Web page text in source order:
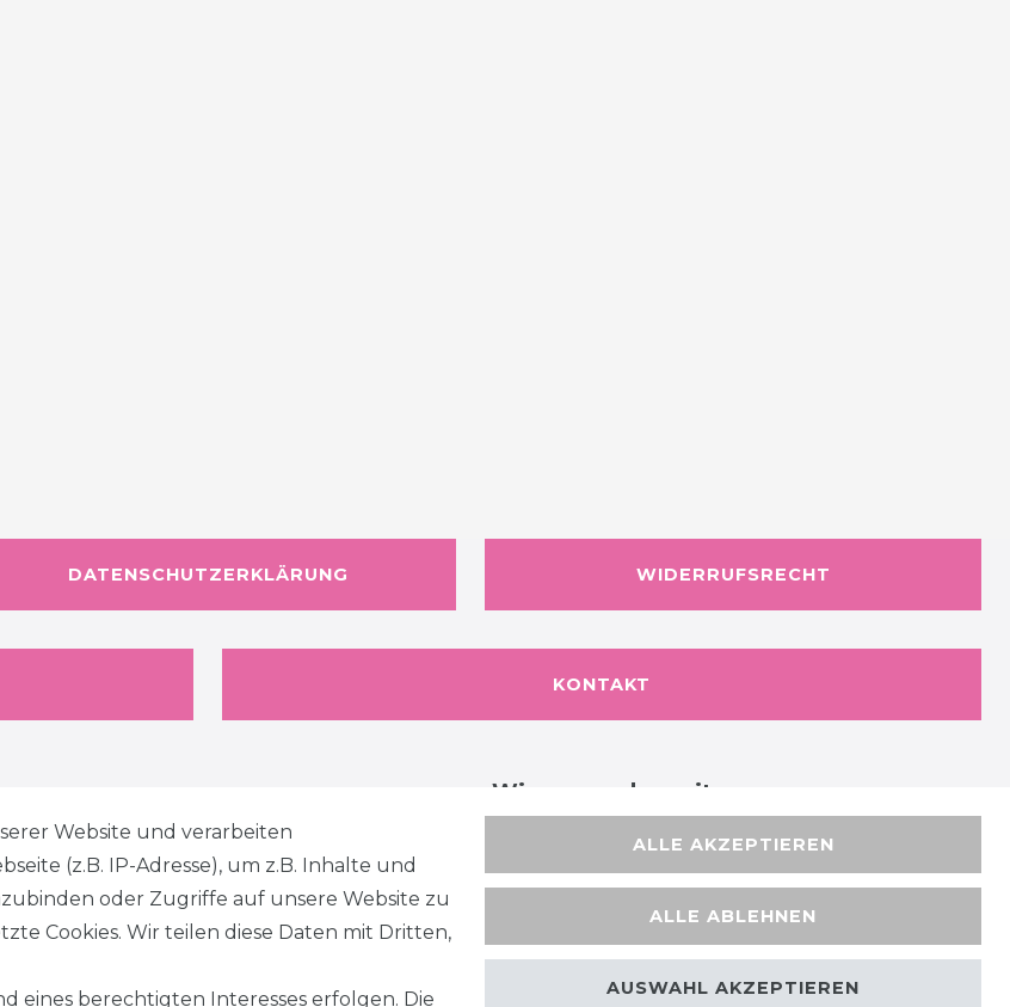
DATENSCHUTZERKLÄRUNG WIDERRUFSRECHT
KONTAKT
Wir versenden mit
Website und verarbeiten
(z.B. IP-Adresse), um z.B. Inhalte und
oder Zugriffe auf unsere Website zu
Cookies. Wir teilen diese Daten mit Dritten,
eines berechtigten Interesses erfolgen. Die
ALLE AKZEPTIEREN
ALLE ABLEHNEN
AUSWAHL AKZEPTIEREN